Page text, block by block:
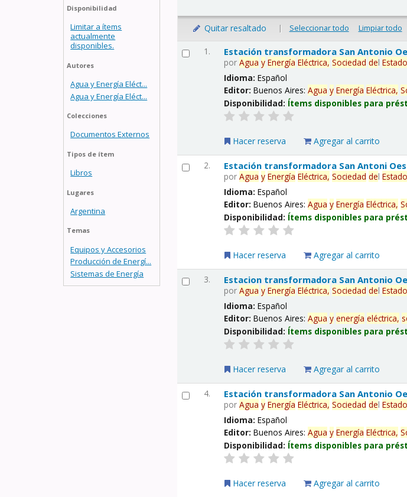
Disponibilidad
Limitar a ítems
actualmente
disponibles.
Autores
Agua y Energía Eléct...
Agua y Energía Eléct...
Colecciones
Documentos Externos
Tipos de ítem
Libros
Lugares
Argentina
Temas
Equipos y Accesorios
Producción de Energí...
Sistemas de Energía
Quitar resaltado | Seleccionar todo Limpiar todo
1. Estación transformadora San Antonio
porAgua y Energía Eléctrica, Sociedad delEstado
Idioma:Español
Editor:Buenos Aires:Agua y Energía Eléctrica,
Disponibilidad: Ítems disponibles para
Hacer reserva Agregar al carrito
2. Estación transformadora San Antoni
porAgua y Energía Eléctrica, Sociedad delEstado
Idioma:Español
Editor:Buenos Aires:Agua y Energía Eléctrica,
Disponibilidad: Ítems disponibles para
Hacer reserva Agregar al carrito
3. Estacion transformadora San Antonio
porAgua y Energía Eléctrica, Sociedad delEstado
Idioma:Español
Editor:Buenos Aires:Agua y energía eléctrica,
Disponibilidad: Ítems disponibles para
Hacer reserva Agregar al carrito
4. Estación transformadora San Antonio
porAgua y Energía Eléctrica, Sociedad delEstado
Idioma:Español
Editor:Buenos Aires:Agua y Energía Eléctrica,
Disponibilidad: Ítems disponibles para
Hacer reserva Agregar al carrito